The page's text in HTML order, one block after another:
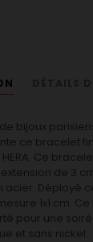
bijoux
ce bracelet
Ce
de 3
acier. Déployé
1x1 cm.
pour une
et sans nickel.